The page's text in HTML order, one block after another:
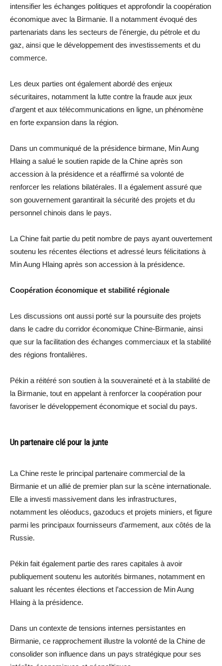
intensifier les échanges politiques et approfondir la coopération
économique avec la Birmanie. Il a notamment évoqué des
partenariats dans les secteurs de l’énergie, du pétrole et du
gaz, ainsi que le développement des investissements et du
commerce.
Les deux parties ont également abordé des enjeux
sécuritaires, notamment la lutte contre la fraude aux jeux
d’argent et aux télécommunications en ligne, un phénomène
en forte expansion dans la région.
Dans un communiqué de la présidence birmane, Min Aung
Hlaing a salué le soutien rapide de la Chine après son
accession à la présidence et a réaffirmé sa volonté de
renforcer les relations bilatérales. Il a également assuré que
son gouvernement garantirait la sécurité des projets et du
personnel chinois dans le pays.
La Chine fait partie du petit nombre de pays ayant ouvertement
soutenu les récentes élections et adressé leurs félicitations à
Min Aung Hlaing après son accession à la présidence.
Coopération économique et stabilité régionale
Les discussions ont aussi porté sur la poursuite des projets
dans le cadre du corridor économique Chine-Birmanie, ainsi
que sur la facilitation des échanges commerciaux et la stabilité
des régions frontalières.
Pékin a réitéré son soutien à la souveraineté et à la stabilité de
la Birmanie, tout en appelant à renforcer la coopération pour
favoriser le développement économique et social du pays.
Un partenaire clé pour la junte
La Chine reste le principal partenaire commercial de la
Birmanie et un allié de premier plan sur la scène internationale.
Elle a investi massivement dans les infrastructures,
notamment les oléoducs, gazoducs et projets miniers, et figure
parmi les principaux fournisseurs d’armement, aux côtés de la
Russie.
Pékin fait également partie des rares capitales à avoir
publiquement soutenu les autorités birmanes, notamment en
saluant les récentes élections et l’accession de Min Aung
Hlaing à la présidence.
Dans un contexte de tensions internes persistantes en
Birmanie, ce rapprochement illustre la volonté de la Chine de
consolider son influence dans un pays stratégique pour ses